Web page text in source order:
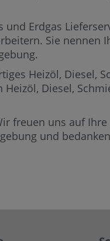
Erdgas
Sie nennen
Heizöl, Diesel,
Diesel,
freuen uns auf
und